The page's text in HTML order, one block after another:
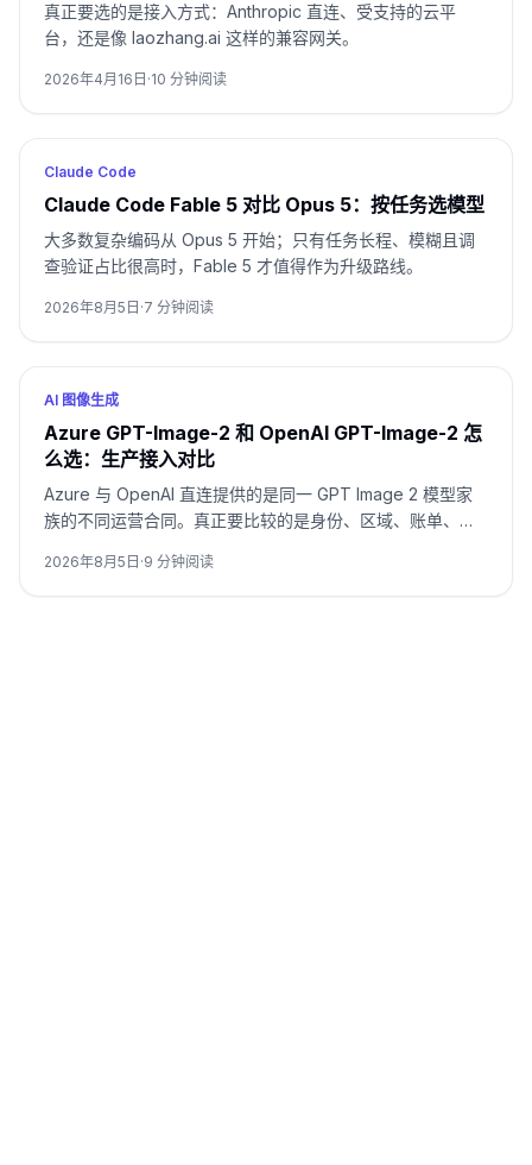
真正要选的是接入方式：Anthropic 直连、受支持的云平
台，还是像 laozhang.ai 这样的兼容网关。
2026年4月16日 ·10 分钟阅读
Claude Code
Claude Code Fable 5 对比 Opus 5：按任务选模型
大多数复杂编码从 Opus 5 开始；只有任务长程、模糊且调
查验证占比很高时，Fable 5 才值得作为升级路线。
2026年8月5日 ·7 分钟阅读
AI 图像生成
Azure GPT-Image-2 和 OpenAI GPT-Image-2 怎
么选：生产接入对比
Azure 与 OpenAI 直连提供的是同一 GPT Image 2 模型家
族的不同运营合同。真正要比较的是身份、区域、账单、配
2026年8月5日 ·9 分钟阅读